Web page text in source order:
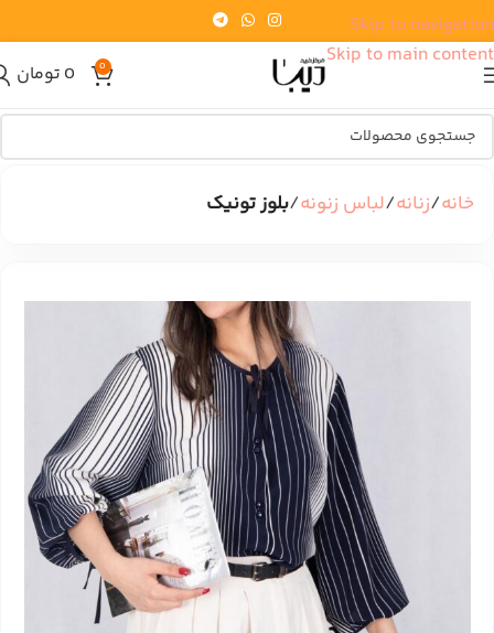
Skip to navigation
Skip to main content
0
0 تومان
خانه زنانه لباس زنونه بلوز تونیک